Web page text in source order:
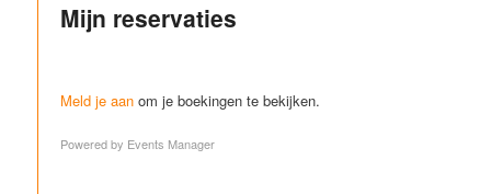
Mijn reservaties
Meld je aan om je boekingen te bekijken.
Powered by Events Manager